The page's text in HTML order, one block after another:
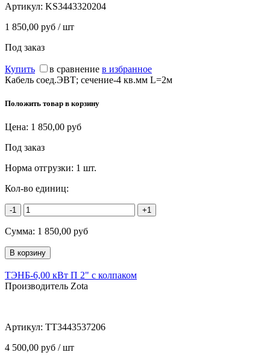
Артикул: KS3443320204
1 850,00 руб / шт
Под заказ
Купить в сравнение в избранное
Кабель соед.ЭВТ; сечение-4 кв.мм L=2м
Положить товар в корзину
Цена: 1 850,00 руб
Под заказ
Норма отгрузки: 1 шт.
Кол-во единиц:
-1 +1
Сумма: 1 850,00 руб
ТЭНБ-6,00 кВт П 2" с колпаком
Производитель Zota
Артикул: ТТ3443537206
4 500,00 руб / шт